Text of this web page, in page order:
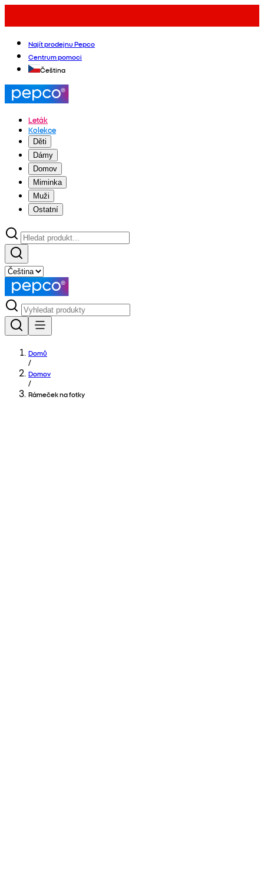
Najít prodejnu Pepco
Centrum pomoci
Čeština
Leták
Kolekce
Děti
Dámy
Domov
Miminka
Muži
Ostatní
Domů
/
Domov
/
Rámeček na fotky